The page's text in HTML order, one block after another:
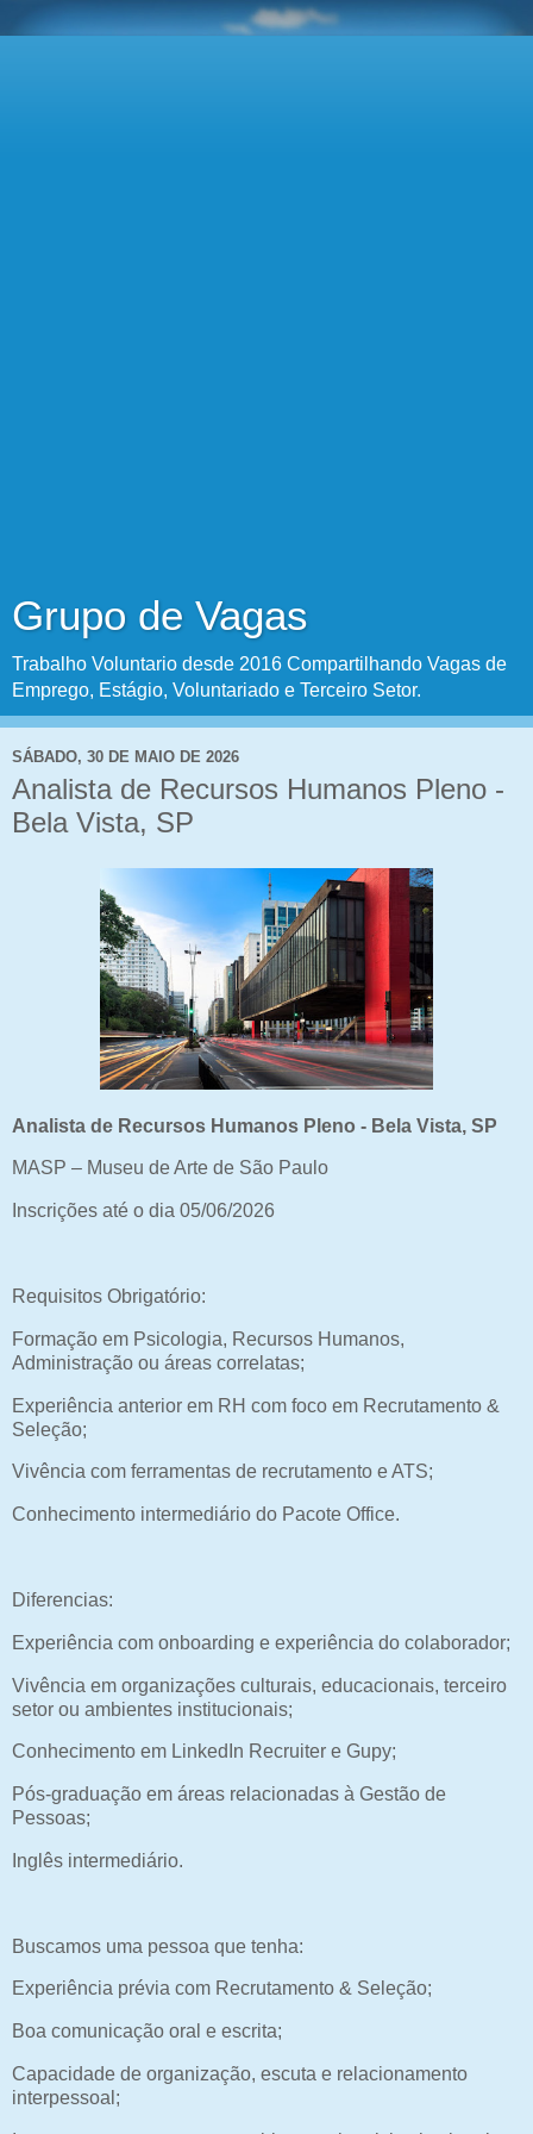
Grupo de Vagas
Trabalho Voluntario desde 2016 Compartilhando Vagas de
Emprego, Estágio, Voluntariado e Terceiro Setor.
SÁBADO, 30 DE MAIO DE 2026
Analista de Recursos Humanos Pleno -
Bela Vista, SP
Analista de Recursos Humanos Pleno - Bela Vista, SP
MASP – Museu de Arte de São Paulo
Inscrições até o dia 05/06/2026
Requisitos Obrigatório:
Formação em Psicologia, Recursos Humanos,
Administração ou áreas correlatas;
Experiência anterior em RH com foco em Recrutamento &
Seleção;
Vivência com ferramentas de recrutamento e ATS;
Conhecimento intermediário do Pacote Office.
Diferencias:
Experiência com onboarding e experiência do colaborador;
Vivência em organizações culturais, educacionais, terceiro
setor ou ambientes institucionais;
Conhecimento em LinkedIn Recruiter e Gupy;
Pós-graduação em áreas relacionadas à Gestão de
Pessoas;
Inglês intermediário.
Buscamos uma pessoa que tenha:
Experiência prévia com Recrutamento & Seleção;
Boa comunicação oral e escrita;
Capacidade de organização, escuta e relacionamento
interpessoal;